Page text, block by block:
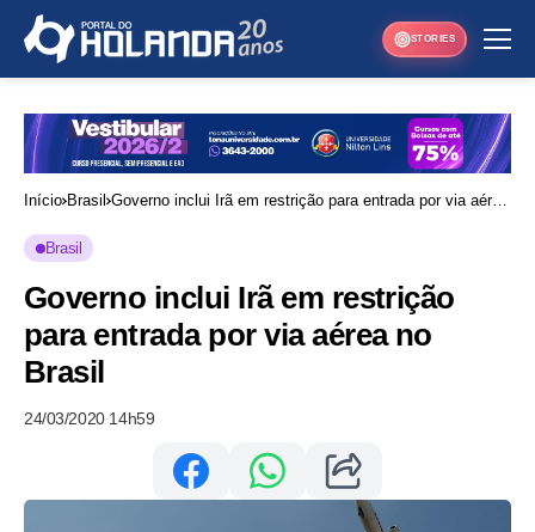
STORIES
Início Brasil Governo inclui Irã em restrição para entrada por via aérea
Brasil
Governo inclui Irã em restrição
para entrada por via aérea no
Brasil
24/03/2020 14h59